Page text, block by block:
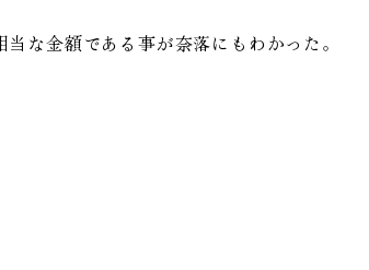
な金額である事が奈落にもわかった。